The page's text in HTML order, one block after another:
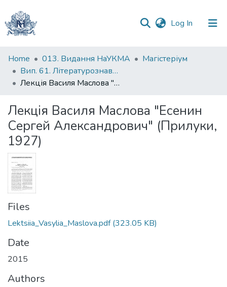
Log In (current)
Communities
&
Collections
Statistics
Home 013. Видання НаУКМА
Магістеріум
Вип. 61. Літературознавчі студії
Лекція Василя Маслова "Есенин Сергей Александрович" (Прилуки, 1927)
Лекція Василя Маслова "Есенин
Сергей Александрович" (Прилуки,
1927)
Files
Lektsiia_Vasylia_Maslova.pdf(323.05 KB)
Date
2015
Authors